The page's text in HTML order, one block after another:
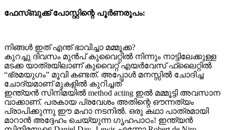
ഫേസ്ബുക്ക് പോസ്റ്റിന്റെ പൂർണരൂപം:
നിങ്ങൾ ഇത് എന്ത് ഭാവിച്ചാ മമ്മൂക്ക?
കുറച്ചു ദിവസം മുൻപ് കുവൈറ്റിൽ നിന്നും നാട്ടിലേക്കുള്ള
മടക്ക യാത്രയിലാണ് കുവൈറ്റ്‌ എയർവേസ് ഫ്ലൈറ്റിൽ
“ഭ്രമയുഗം” മൂവി കണ്ടത്. അപ്പോൾ മനസ്സിൽ ചോദിച്ച
ചോദ്യമാണ് മുകളിൽ കുറിച്ചത്
ഇന്ത്യൻ സിനിമയിൽ method acting ഇൽ മമ്മൂട്ടി അവസാന
വാക്കാണ്. പരകായ പ്രവേശം അതിന്റെ ഔന്നത്യം
പ്രാപിക്കുന്നു ഈ മഹാ നടനിൽ. ഒരു കഥാ പാത്രമായി
മാറാൻ അദ്ദേഹം ചെയ്യുന്ന ഗൃഹപാഠം! ഇന്ത്യൻ